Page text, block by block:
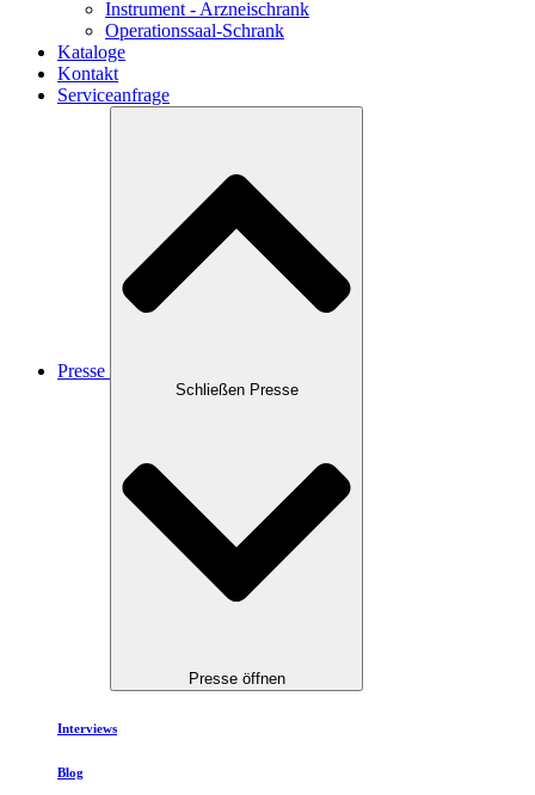
Instrument - Arzneischrank
Operationssaal-Schrank
Kataloge
Kontakt
Serviceanfrage
Presse
Schließen Presse
Presse öffnen
Interviews
Blog